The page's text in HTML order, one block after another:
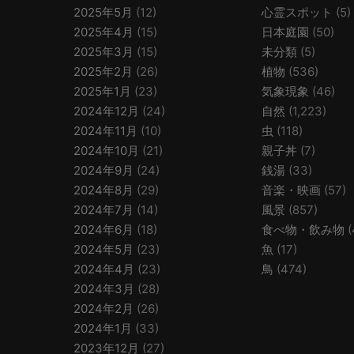
2025年5月 (12)
2025年4月 (15)
2025年3月 (15)
2025年2月 (26)
2025年1月 (23)
2024年12月 (24)
2024年11月 (10)
2024年10月 (21)
2024年9月 (24)
2024年8月 (29)
2024年7月 (14)
2024年6月 (18)
2024年5月 (23)
2024年4月 (23)
2024年3月 (28)
2024年2月 (26)
2024年1月 (33)
2023年12月 (27)
心霊スポット (5)
日本庭園 (50)
未分類 (5)
植物 (536)
気象現象 (46)
自然 (1,223)
虫 (118)
親子丼 (7)
銭湯 (33)
音楽・映画 (57)
風景 (857)
食べ物・飲み物
魚 (17)
鳥 (474)